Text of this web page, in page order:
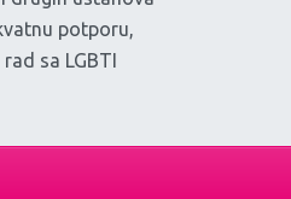
potporu,
sa LGBTI